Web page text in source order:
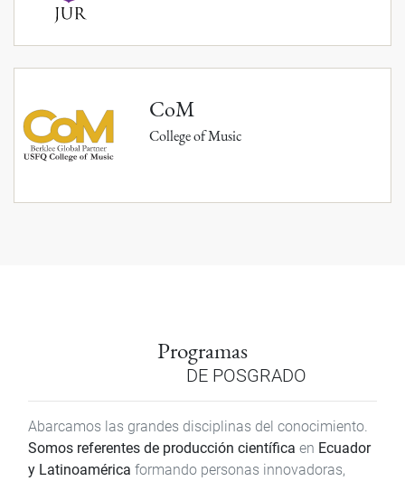
CoM
College of Music
Programas
DE POSGRADO
Abarcamos las grandes disciplinas del conocimiento.
Somos referentes de producción científica en Ecuador
y Latinoamérica formando personas innovadoras,